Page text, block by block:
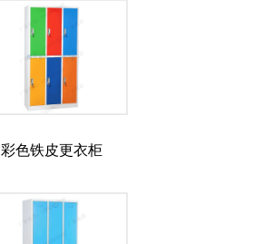
彩色铁皮更衣柜